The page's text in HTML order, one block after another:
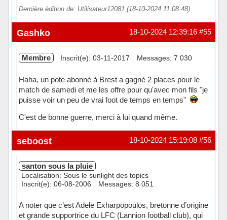
Dernière édition de: Utilisateur12081 (18-10-2024 11:08:48)
#55
18-10-2024 12:39:16
Gashko
Membre Inscrit(e): 03-11-2017 Messages: 7 030
Haha, un pote abonné à Brest a gagné 2 places pour le
match de samedi et me les offre pour qu'avec mon fils "je
puisse voir un peu de vrai foot de temps en temps"
C'est de bonne guerre, merci à lui quand même.
Hors ligne #56
18-10-2024 15:19:08
seboost
santon sous la pluie
Localisation: Sous le sunlight des topics
Inscrit(e): 06-08-2006
Messages: 8 051
A noter que c’est Adele Exharpopoulos, bretonne d’origine
et grande supportrice du LFC (Lannion football club), qui